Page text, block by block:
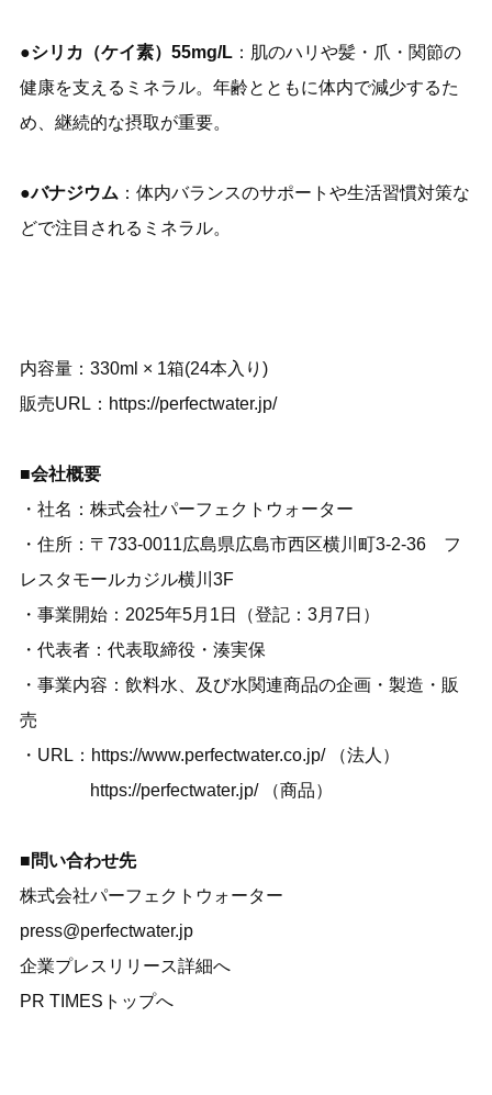
●シリカ（ケイ素）55mg/L：肌のハリや髪・爪・関節の
健康を支えるミネラル。年齢とともに体内で減少するた
め、継続的な摂取が重要。
●バナジウム ：体内バランスのサポートや生活習慣対策な
どで注目されるミネラル。
内容量：330ml × 1箱(24本入り)
販売URL： https://perfectwater.jp/
■会社概要
・社名：株式会社パーフェクトウォーター
・住所：〒733-0011広島県広島市西区横川町3-2-36 フ
レスタモールカジル横川3F
・事業開始：2025年5月1日（登記：3月7日）
・代表者：代表取締役・湊実保
・事業内容：飲料水、及び水関連商品の企画・製造・販
売
・URL： https://www.perfectwater.co.jp/（法人）
https://perfectwater.jp/（商品）
■問い合わせ先
株式会社パーフェクトウォーター
press@perfectwater.jp
企業プレスリリース詳細へ
PR TIMESトップへ